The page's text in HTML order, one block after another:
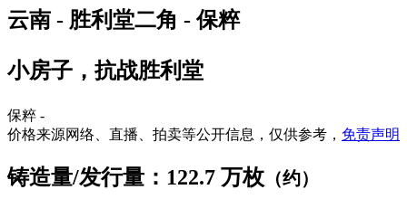
云南 - 胜利堂二角 - 保粹
小房子，抗战胜利堂
保粹 -
价格来源网络、直播、拍卖等公开信息，仅供参考， 免责声明
铸造量/发行量：122.7 万枚 （约）